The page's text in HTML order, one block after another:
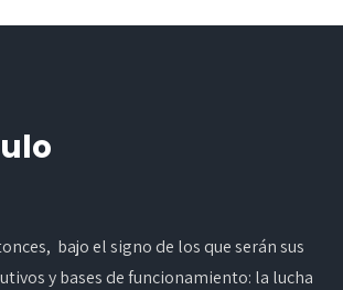
bajo el signo de los que serán sus
y bases de funcionamiento: la lucha